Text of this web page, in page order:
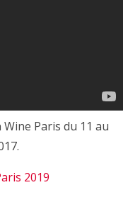
Paris du 11 au
2019